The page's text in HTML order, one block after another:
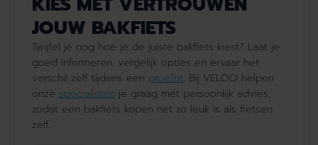
JOUW BAKFIETS
Twijfel je nog hoe je de juiste bakfiets kiest? Laat je
goed informeren, vergelijk opties en ervaar het
verschil zelf tijdens een proefrit. Bij VELOO helpen
onze specialisten je graag met persoonlijk advies,
zodat een bakfiets kopen net zo leuk is als fietsen
zelf.